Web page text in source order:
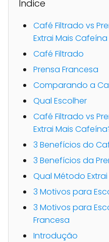
Indice
Café Filtrado vs
Extrai Mais Cafeína
Café Filtrado
Prensa Francesa
Comparando a
Qual Escolher
Café Filtrado vs
Extrai Mais
3 Benefícios do
3 Benefícios da
Qual Método
3 Motivos para
3 Motivos para
Francesa
Introdução